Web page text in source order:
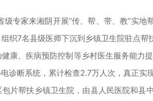
家来湘阴开展“传、帮、带、教”实地
织7名县级医师下沉到乡镇卫生院驻点
、疾病预防控制等乡村医生服务能力
断系统，累计检查2.7万人次，真正实
帮扶乡镇卫生院，由县人民医院和县